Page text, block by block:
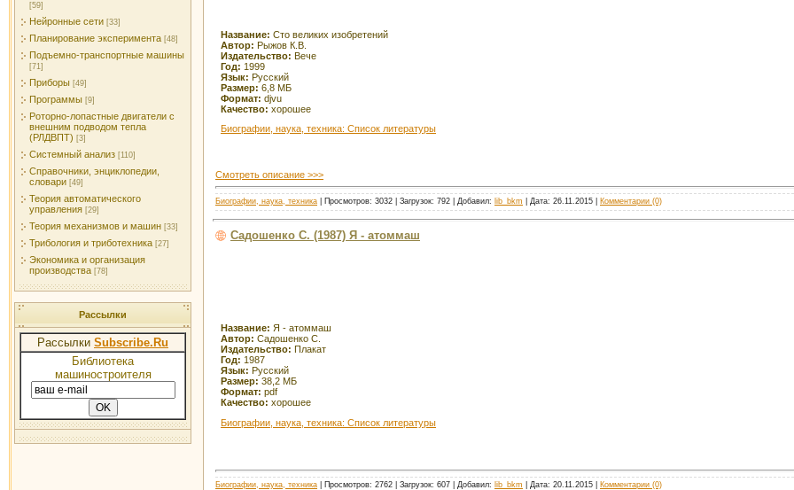
[59]
Нейронные сети [33]
Планирование эксперимента [48]
Подъемно-транспортные машины
[71]
Приборы [49]
Программы [9]
Роторно-лопастные двигатели с
внешним подводом тепла
(РЛДВПТ) [3]
Системный анализ [110]
Справочники, энциклопедии,
словари [49]
Теория автоматического
управления [29]
Теория механизмов и машин [33]
Трибология и триботехника [27]
Экономика и организация
производства [78]
Рассылки
Рассылки Subscribe.Ru
Библиотека
машиностроителя
Название: Сто великих изобретений
Автор: Рыжов К.В.
Издательство: Вече
Год: 1999
Язык: Русский
Размер: 6,8 МБ
Формат: djvu
Качество: хорошее
Биографии, наука, техника: Список литературы
Смотреть описание >>>
Биографии, наука, техника | Просмотров: 3032 | Загрузок: 792 | Добавил: lib_bkm | Дата: 26.11.2015 Комментарии (0)
Садошенко С. (1987) Я - атоммаш
Название: Я - атоммаш
Автор: Садошенко С.
Издательство: Плакат
Год: 1987
Язык: Русский
Размер: 38,2 МБ
Формат: pdf
Качество: хорошее
Биографии, наука, техника: Список литературы
Биографии, наука, техника | Просмотров: 2762 | Загрузок: 607 | Добавил: lib_bkm | Дата: 20.11.2015 Комментарии (0)